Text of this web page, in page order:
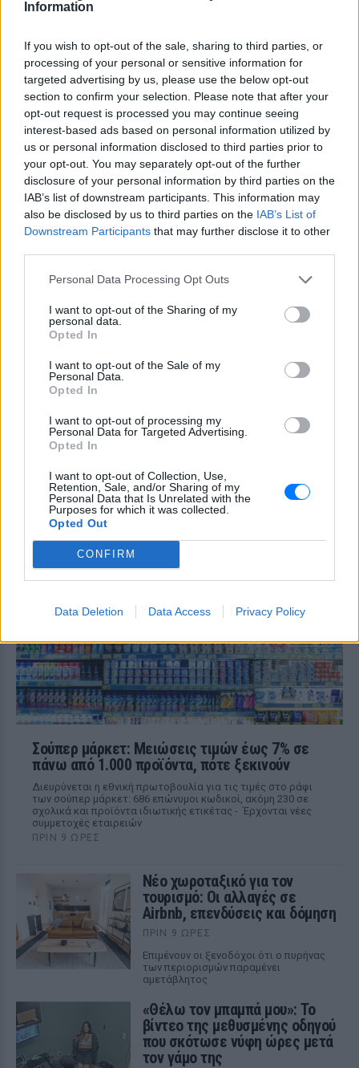
Information
If you wish to opt-out of the sale, sharing to third parties, or
processing of your personal or sensitive information for
targeted advertising by us, please use the below opt-out
section to confirm your selection. Please note that after your
opt-out request is processed you may continue seeing
interest-based ads based on personal information utilized by
us or personal information disclosed to third parties prior to
your opt-out. You may separately opt-out of the further
disclosure of your personal information by third parties on the
IAB’s list of downstream participants. This information may
also be disclosed by us to third parties on the IAB’s List of
Downstream Participants that may further disclose it to other
Personal Data Processing Opt Outs
I want to opt-out of the Sharing of my
personal data.
Opted In
I want to opt-out of the Sale of my
Personal Data.
Opted In
I want to opt-out of processing my
Personal Data for Targeted Advertising.
Opted In
I want to opt-out of Collection, Use,
Retention, Sale, and/or Sharing of my
Personal Data that Is Unrelated with the
Purposes for which it was collected.
Opted Out
CONFIRM
Data Deletion Data Access Privacy Policy
ΔΕΙΤΕ ΕΠΙΣΗΣ
ΣΤΗΝ ΙΔΙΑ ΚΑΤΗΓΟΡΙΑ
Φωτιά στα Αχλάδια Σητείας: Σε
πλήρη εξέλιξη η πυρκαγιά στην
Κρήτη
εκτυλίσσεται από τα βαθιά της νύχτας
Λασιθίου, όπου ξέσπασε πυρκαγιά στην
τοποθεσία Αχλάδια.
αυνανιζόταν κοιτάζοντας
13χρονη από το παράθυρό του
Μάθετε για τη σύλληψη 66χρονου που
αυνανιζόταν στη Νέα Αγχίαλο. Δείτε τις
Συνελήφθη για φόνο στο
Λονδίνο, αφέθηκε ελεύθερος
και σκότωσε ξανά – Η
αστυνομία ζητά συγγνώμη
Στο μεταξύ είχε επιτεθεί σε άλλες
Σούπερ μάρκετ: Μειώσεις τιμών έως 7% σε
πάνω από 1.000 προϊόντα, πότε ξεκινούν
Διευρύνεται η εθνική πρωτοβουλία για τις τιμές στο ράφι
των σούπερ μάρκετ: 686 επώνυμοι κωδικοί, ακόμη 230 σε
σχολικά και προϊόντα ιδιωτικής ετικέτας - Έρχονται νέες
συμμετοχές εταιρειών
ΠΡΙΝ 9 ΏΡΕΣ
Νέο χωροταξικό για τον
τουρισμό: Οι αλλαγές σε
Airbnb, επενδύσεις και δόμηση
ΠΡΙΝ 9 ΏΡΕΣ
Επιμένουν οι ξενοδόχοι ότι ο πυρήνας
των περιορισμών παραμένει
αμετάβλητος
«Θέλω τον μπαμπά μου»: Το
βίντεο της μεθυσμένης οδηγού
που σκότωσε νύφη ώρες μετά
τον γάμο της